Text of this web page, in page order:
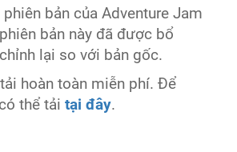
bản của Adventure Jam
bản này đã được bổ
lại so với bản gốc.
hoàn toàn miễn phí. Để
thể tảitại đây.